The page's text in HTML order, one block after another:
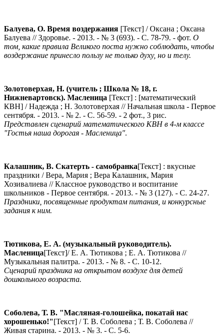
Балуева, О. Время воздержания [Текст] / Оксана ; Оксана
Балуева // Здоровье. - 2013. - № 3 (693). - С. 78-79. - фот. О
том, какие правила Великого поста нужно соблюдать, чтобы
воздержание принесло пользу не только духу, но и телу.
Золотоверхая, Н. (учитель ; Школа № 18, г.
Нижневартовск). Масленица [Текст] : [математический
КВН] / Надежда ; Н. Золотоверхая // Начальная школа - Первое
сентября. - 2013. - № 2. - С. 56-59. - 2 фот., 3 рис.
Представлен сценарий математического КВН в 4-м классе
"Гостья наша дорогая - Масленица".
Калашник, В. Скатерть - самобранка[Текст] : вкусные
праздники / Вера, Мария ; Вера Калашник, Мария
Хозивалиева // Классное руководство и воспитание
школьников - Первое сентября. - 2013. - № 3 (127). - С. 24-27.
Праздники, посвященные продуктам питания, и конкурсные
задания к ним.
Тютикова, Е. А. (музыкальный руководитель).
Масленица[Текст]/ Е. А. Тютикова ; Е. А. Тютикова //
Музыкальная палитра. - 2013. - № 8. - С. 10-12.
Сценарий праздника на открытом воздухе для детей
дошкольного возраста.
Соболева, Т. В. "Масляная-голошейка, покатай нас
хорошенько!"[Текст] / Т. В. Соболева ; Т. В. Соболева //
Живая старина. - 2013. - № 3. - С. 5-6.